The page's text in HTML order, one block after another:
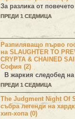
За разлика от
ПРЕДИ 1 СЕДМИЦА
Разпиляващо първо
на SLAUGHTER TO
CRYPTA & CHAINED
София (2)
В жаркия следобед
ПРЕДИ 1 СЕДМИЦА
The Judgment Night Of
събра легенди на
хип-хопа (0)